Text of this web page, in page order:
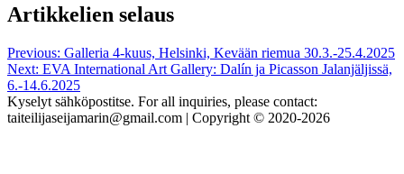
Artikkelien selaus
Previous: Galleria 4-kuus, Helsinki, Kevään riemua 30.3.-25.4.2025
Next: EVA International Art Gallery: Dalín ja Picasson Jalanjäljissä,
6.-14.6.2025
Kyselyt sähköpostitse. For all inquiries, please contact:
taiteilijaseijamarin@gmail.com | Copyright © 2020-2026